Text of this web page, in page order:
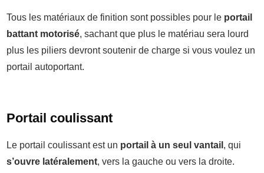
Tous les matériaux de finition sont possibles pour le portail
battant motorisé, sachant que plus le matériau sera lourd
plus les piliers devront soutenir de charge si vous voulez un
portail autoportant.
Portail coulissant
Le portail coulissant est un portail à un seul vantail , qui
s’ouvre latéralement, vers la gauche ou vers la droite.